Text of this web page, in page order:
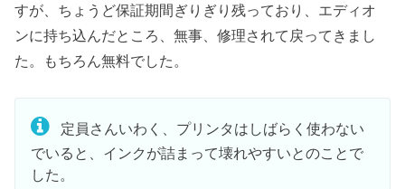
すが、ちょうど保証期間ぎりぎり残っており、エディオ
ンに持ち込んだところ、無事、修理されて戻ってきまし
た。もちろん無料でした。
定員さんいわく、プリンタはしばらく使わない
でいると、インクが詰まって壊れやすいとのことで
した。